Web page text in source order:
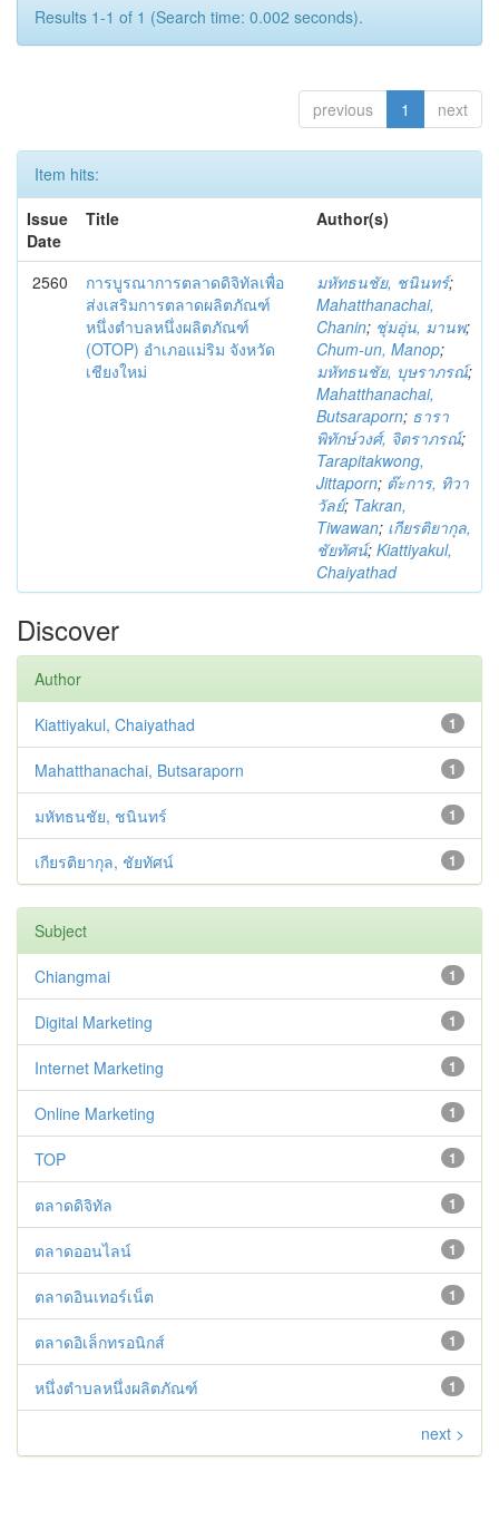
Results 1-1 of 1 (Search time: 0.002 seconds).
previous 1 next
Item hits:
Issue
Date
Title Author(s)
2560
การบูรณาการตลาดดิจิทัลเพื่อ
ส่งเสริมการตลาดผลิตภัณฑ์
หนึ่งตำบลหนึ่งผลิตภัณฑ์
(OTOP) อำเภอแม่ริม จังหวัด
เชียงใหม่
มหัทธนชัย, ชนินทร์;
Mahatthanachai,
Chanin; ชุ่มอุ่น, มานพ;
Chum-un, Manop;
มหัทธนชัย, บุษราภรณ์;
Mahatthanachai,
Butsaraporn; ธารา
พิทักษ์วงศ์, จิตราภรณ์;
Tarapitakwong,
Jittaporn; ต๊ะการ, ทิวา
วัลย์; Takran,
Tiwawan; เกียรติยากุล,
ชัยทัศน์; Kiattiyakul,
Chaiyathad
Discover
Author
1
Kiattiyakul, Chaiyathad
1
Mahatthanachai, Butsaraporn
1
มหัทธนชัย, ชนินทร์
1
เกียรติยากุล, ชัยทัศน์
Subject
1
Chiangmai
1
Digital Marketing
1
Internet Marketing
1
Online Marketing
1
TOP
1
ตลาดดิจิทัล
1
ตลาดออนไลน์
1
ตลาดอินเทอร์เน็ต
1
ตลาดอิเล็กทรอนิกส์
1
หนึ่งตำบลหนึ่งผลิตภัณฑ์
next >